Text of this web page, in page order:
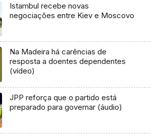
Istambul recebe novas
negociações entre Kiev e Moscovo
Na Madeira há carências de
resposta a doentes dependentes
(vídeo)
JPP reforça que o partido está
preparado para governar (áudio)